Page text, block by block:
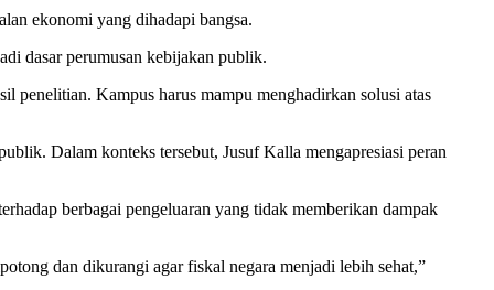
ekonomi yang dihadapi bangsa.
dasar perumusan kebijakan publik.
penelitian. Kampus harus mampu menghadirkan solusi atas
Dalam konteks tersebut, Jusuf Kalla mengapresiasi peran
berbagai pengeluaran yang tidak memberikan dampak
dan dikurangi agar fiskal negara menjadi lebih sehat,”